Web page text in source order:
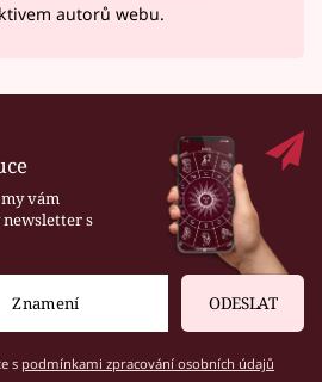
autorů webu.
vám
s
ODESLAT
s podmínkami zpracování osobních údajů